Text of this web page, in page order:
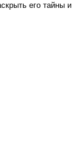
его тайны и